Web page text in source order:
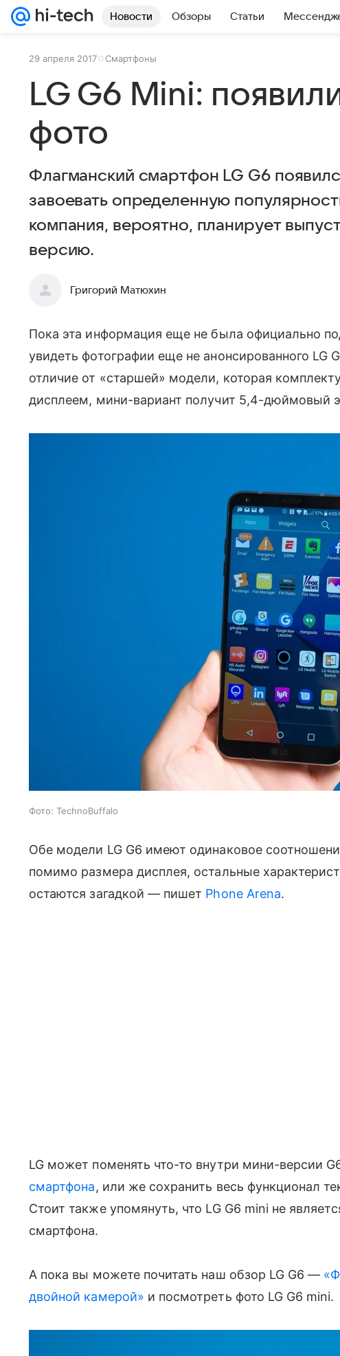
Новости Обзоры Статьи
29 апреля 2017 Смартфоны
LG G6 Mini:
фото
Флагманский смартфон LG G6
завоевать определенную
компания, вероятно, планирует
версию.
Григорий Матюхин
Пока эта информация еще не была официально
увидеть фотографии еще не анонсированного LG
отличие от «старшей» модели, которая
дисплеем, мини-вариант получит 5,4-дюймовый
Фото: TechnoBuffalo
Обе модели LG G6 имеют одинаковое
помимо размера дисплея, остальные
остаются загадкой — пишет Phone Arena.
LG может поменять что-то внутри мини-версии
смартфона, или же сохранить весь функционал
Стоит также упомянуть, что LG G6 mini не
смартфона.
А пока вы можете почитать наш обзор LG G6 —
двойной камерой» и посмотреть фото LG G6 mini.